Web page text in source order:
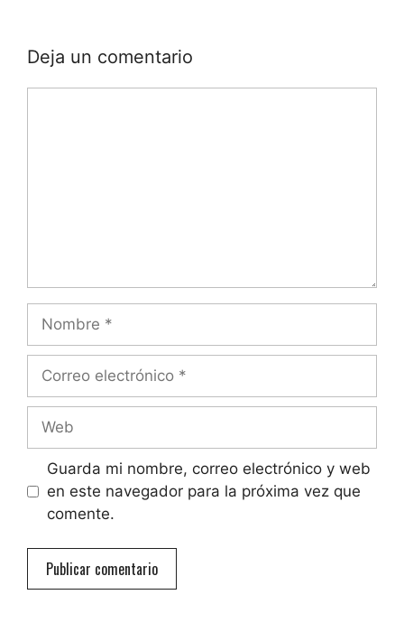
Deja un comentario
electrónico
Guarda mi nombre, correo electrónico y web
en este navegador para la próxima vez que
comente.